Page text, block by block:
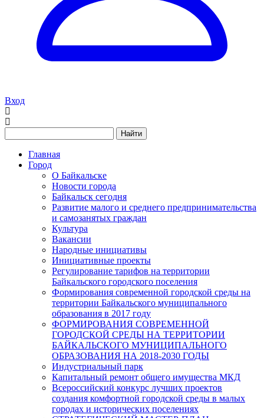
Вход
Найти
Главная
Город
О Байкальске
Новости города
Байкальск сегодня
Развитие малого и среднего предпринимательства
и самозанятых граждан
Культура
Вакансии
Народные инициативы
Инициативные проекты
Регулирование тарифов на территории
Байкальского городского поселения
Формирования современной городской среды на
территории Байкальского муниципального
образования в 2017 году
ФОРМИРОВАНИЯ СОВРЕМЕННОЙ
ГОРОДСКОЙ СРЕДЫ НА ТЕРРИТОРИИ
БАЙКАЛЬСКОГО МУНИЦИПАЛЬНОГО
ОБРАЗОВАНИЯ НА 2018-2030 ГОДЫ
Индустриальный парк
Капитальный ремонт общего имущества МКД
Всероссийский конкурс лучших проектов
создания комфортной городской среды в малых
городах и исторических поселениях